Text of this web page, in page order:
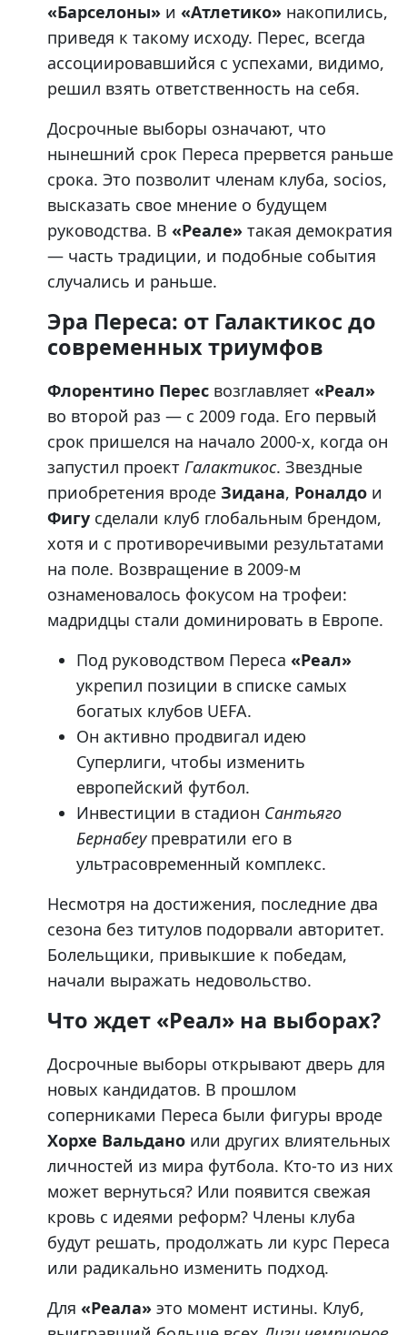
«Барселоны» и «Атлетико» накопились,
приведя к такому исходу. Перес, всегда
ассоциировавшийся с успехами, видимо,
решил взять ответственность на себя.
Досрочные выборы означают, что
нынешний срок Переса прервется раньше
срока. Это позволит членам клуба, socios,
высказать свое мнение о будущем
руководства. В «Реале» такая демократия
— часть традиции, и подобные события
случались и раньше.
Эра Переса: от Галактикос до
современных триумфов
Флорентино Перес возглавляет «Реал»
во второй раз — с 2009 года. Его первый
срок пришелся на начало 2000-х, когда он
запустил проект Галактикос. Звездные
приобретения вроде Зидана, Роналдо и
Фигу сделали клуб глобальным брендом,
хотя и с противоречивыми результатами
на поле. Возвращение в 2009-м
ознаменовалось фокусом на трофеи:
мадридцы стали доминировать в Европе.
Под руководством Переса «Реал»
укрепил позиции в списке самых
богатых клубов UEFA.
Он активно продвигал идею
Суперлиги, чтобы изменить
европейский футбол.
Инвестиции в стадион Сантьяго
Бернабеупревратили его в
ультрасовременный комплекс.
Несмотря на достижения, последние два
сезона без титулов подорвали авторитет.
Болельщики, привыкшие к победам,
начали выражать недовольство.
Что ждет «Реал» на выборах?
Досрочные выборы открывают дверь для
новых кандидатов. В прошлом
соперниками Переса были фигуры вроде
Хорхе Вальдано или других влиятельных
личностей из мира футбола. Кто-то из них
может вернуться? Или появится свежая
кровь с идеями реформ? Члены клуба
будут решать, продолжать ли курс Переса
или радикально изменить подход.
Для «Реала» это момент истины. Клуб,